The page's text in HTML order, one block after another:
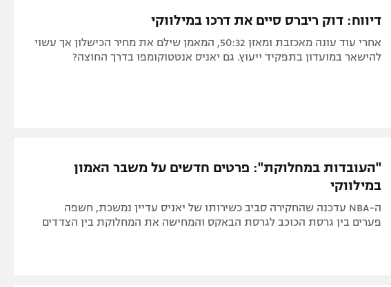
דיווח: דוק ריברס סיים את דרכו במילווקי
אחרי עוד עונה מאכזבת ומאזן 50:32, המאמן שילם את מחיר הכישלון אך עשוי
להישאר במועדון בתפקיד ייעוץ. גם יאניס אנטטוקומפו בדרך החוצה?
"העובדות במחלוקת": פרטים חדשים על משבר האמון
במילווקי
ה-NBA עדכנה שהחקירה סביב כשירותו של יאניס עדיין נמשכת, חשפה
פערים בין גרסת הכוכב לגרסת הבאקס והמחישה את המחלוקת בין הצדדים